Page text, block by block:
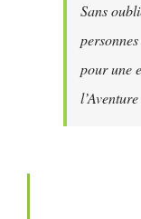
Sans
pour une